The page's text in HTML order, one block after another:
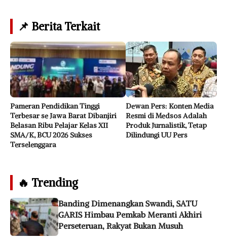
📌 Berita Terkait
Pameran Pendidikan Tinggi
Terbesar se Jawa Barat Dibanjiri
Belasan Ribu Pelajar Kelas XII
SMA/K, BCU 2026 Sukses
Terselenggara
Dewan Pers: Konten Media
Resmi di Medsos Adalah
Produk Jurnalistik, Tetap
Dilindungi UU Pers
🔥 Trending
Banding Dimenangkan Swandi, SATU
GARIS Himbau Pemkab Meranti Akhiri
Perseteruan, Rakyat Bukan Musuh